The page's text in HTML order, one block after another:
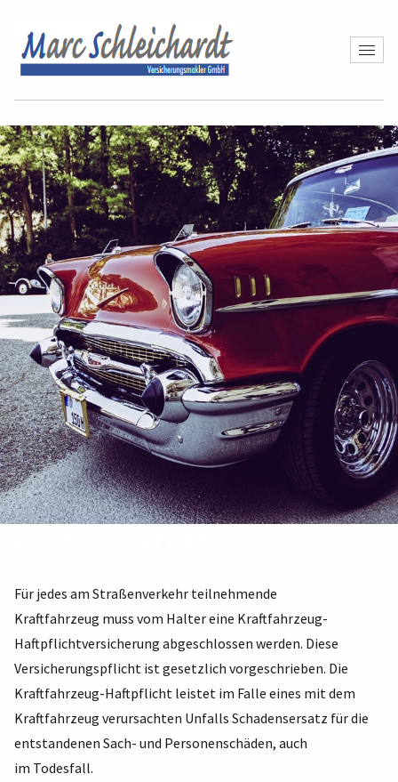
Für jedes am Straßenverkehr teilnehmende
Kraftfahrzeug muss vom Halter eine Kraftfahrzeug-
Haftpflichtversicherung abgeschlossen werden. Diese
Versicherungspflicht ist gesetzlich vorgeschrieben. Die
Kraftfahrzeug-Haftpflicht leistet im Falle eines mit dem
Kraftfahrzeug verursachten Unfalls Schadensersatz für die
entstandenen Sach- und Personenschäden, auch
im Todesfall.